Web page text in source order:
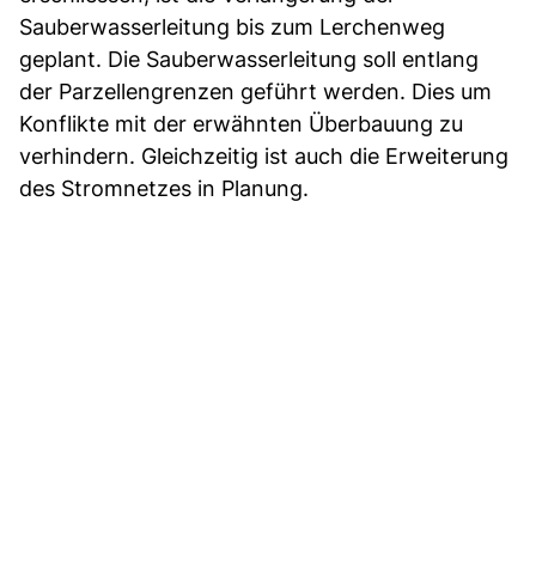
Sauberwasserleitung bis zum Lerchenweg
geplant. Die Sauberwasserleitung soll entlang
der Parzellengrenzen geführt werden. Dies um
Konflikte mit der erwähnten Überbauung zu
verhindern. Gleichzeitig ist auch die Erweiterung
des Stromnetzes in Planung.